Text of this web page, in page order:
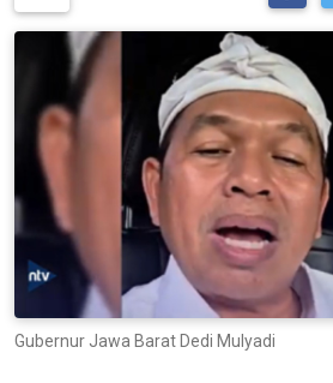
Gubernur Jawa Barat Dedi Mulyadi